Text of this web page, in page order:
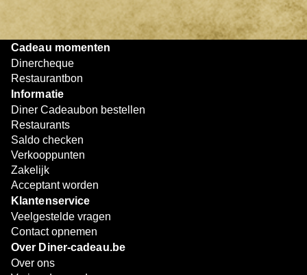
bijzondere eetmomenten.
Cadeau momenten
Dinercheque
Restaurantbon
Informatie
Diner Cadeaubon bestellen
Restaurants
Saldo checken
Verkooppunten
Zakelijk
Acceptant worden
Klantenservice
Veelgestelde vragen
Contact opnemen
Over Diner-cadeau.be
Over ons